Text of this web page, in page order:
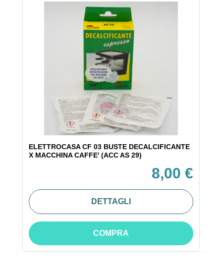
ELETTROCASA CF 03 BUSTE DECALCIFICANTE
X MACCHINA CAFFE' (ACC AS 29)
8,00 €
DETTAGLI
COMPRA